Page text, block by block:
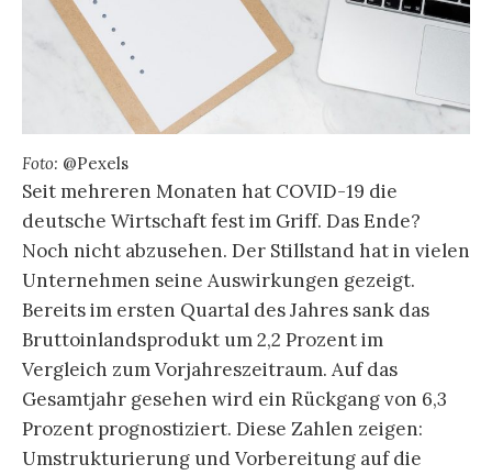
Foto: @Pexels
Seit mehreren Monaten hat COVID-19 die
deutsche Wirtschaft fest im Griff. Das Ende?
Noch nicht abzusehen. Der Stillstand hat in vielen
Unternehmen seine Auswirkungen gezeigt.
Bereits im ersten Quartal des Jahres sank das
Bruttoinlandsprodukt um 2,2 Prozent im
Vergleich zum Vorjahreszeitraum. Auf das
Gesamtjahr gesehen wird ein Rückgang von 6,3
Prozent prognostiziert. Diese Zahlen zeigen:
Umstrukturierung und Vorbereitung auf die